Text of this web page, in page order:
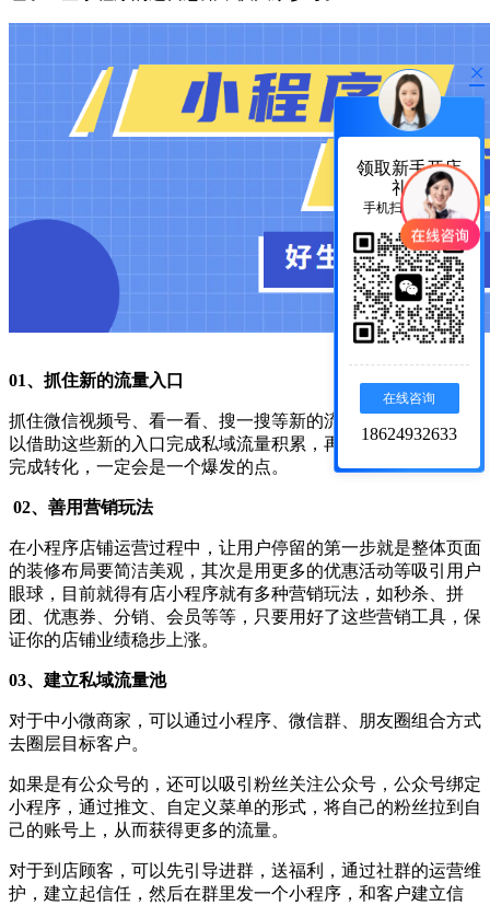
01、 抓住新的流量入口
抓住微信视频号、看一看、搜一搜等新的流量入口，运营者可
以借助这些新的入口完成私域流量积累，再结合小程序的链路
完成转化，一定会是一个爆发的点。
02、 善用营销玩法
在小程序店铺运营过程中，让用户停留的第一步就是整体页面
的装修布局要简洁美观，其次是用更多的优惠活动等吸引用户
眼球，目前就得有店小程序就有多种营销玩法，如秒杀、拼
团、优惠券、分销、会员等等，只要用好了这些营销工具，保
证你的店铺业绩稳步上涨。
03、 建立私域流量池
对于中小微商家，可以通过小程序、微信群、朋友圈组合方式
去圈层目标客户。
如果是有公众号的，还可以吸引粉丝关注公众号，公众号绑定
小程序，通过推文、自定义菜单的形式，将自己的粉丝拉到自
己的账号上，从而获得更多的流量。
对于到店顾客，可以先引导进群，送福利，通过社群的运营维
护，建立起信任，然后在群里发一个小程序，和客户建立信
×
领取新手开店
礼包
手机扫码加微信
在线咨询
18624932633